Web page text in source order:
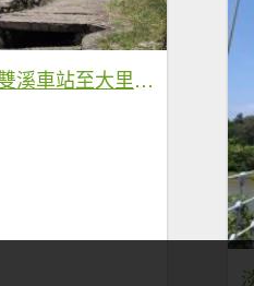
淡蘭北路第五段：雙溪車站至大里車站